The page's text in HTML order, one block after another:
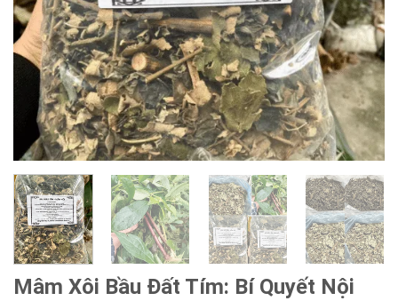
Mâm Xôi Bầu Đất Tím: Bí Quyết Nội